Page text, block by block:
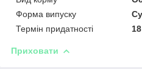
Форма випуску
Термін придатності
Приховати